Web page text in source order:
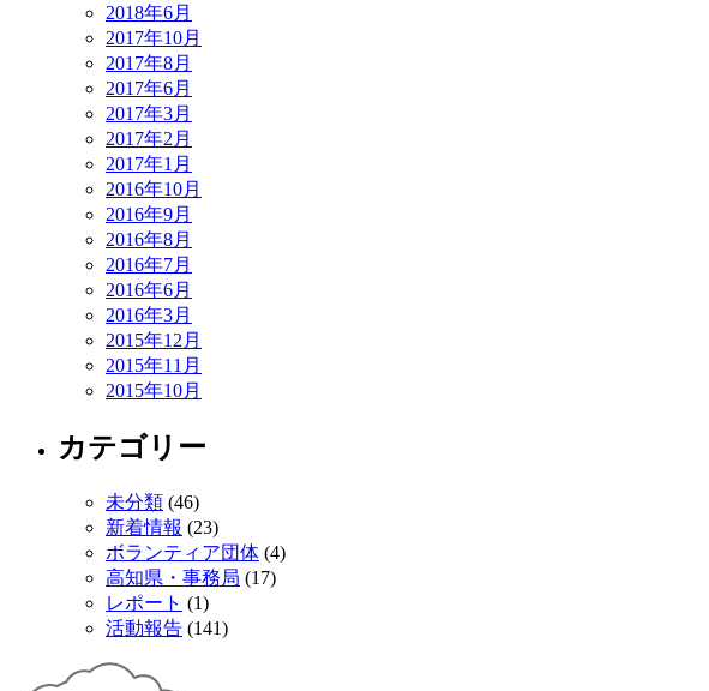
2018年6月
2017年10月
2017年8月
2017年6月
2017年3月
2017年2月
2017年1月
2016年10月
2016年9月
2016年8月
2016年7月
2016年6月
2016年3月
2015年12月
2015年11月
2015年10月
カテゴリー
未分類 (46)
新着情報 (23)
ボランティア団体 (4)
高知県・事務局 (17)
レポート (1)
活動報告 (141)